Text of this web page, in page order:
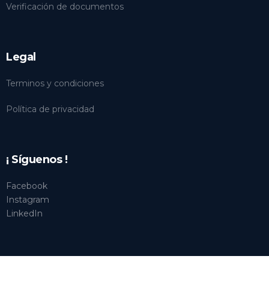
Verificación de documentos
Legal
Terminos y condiciones
Política de privacidad
¡ Síguenos !
Facebook
Instagram
LinkedIn